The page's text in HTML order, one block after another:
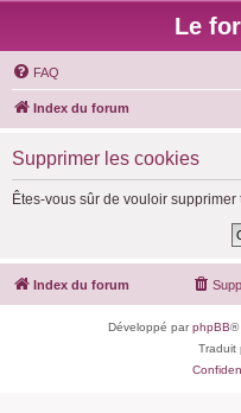
Le
FAQ
Index du forum
Supprimer les cookies
Êtes-vous sûr de vouloir
Index du forum
Développé parphpBB®
Traduit